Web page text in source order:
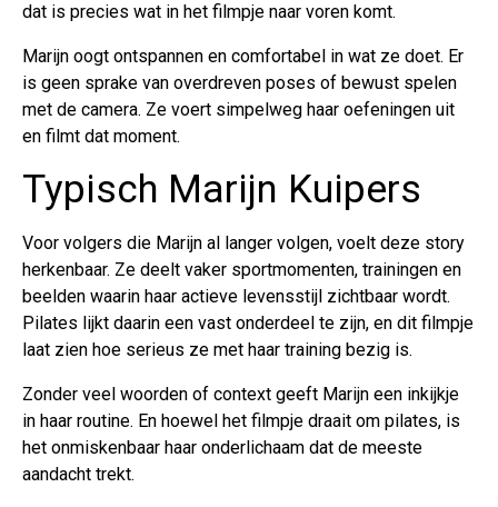
dat is precies wat in het filmpje naar voren komt.
Marijn oogt ontspannen en comfortabel in wat ze doet. Er
is geen sprake van overdreven poses of bewust spelen
met de camera. Ze voert simpelweg haar oefeningen uit
en filmt dat moment.
Typisch Marijn Kuipers
Voor volgers die Marijn al langer volgen, voelt deze story
herkenbaar. Ze deelt vaker sportmomenten, trainingen en
beelden waarin haar actieve levensstijl zichtbaar wordt.
Pilates lijkt daarin een vast onderdeel te zijn, en dit filmpje
laat zien hoe serieus ze met haar training bezig is.
Zonder veel woorden of context geeft Marijn een inkijkje
in haar routine. En hoewel het filmpje draait om pilates, is
het onmiskenbaar haar onderlichaam dat de meeste
aandacht trekt.